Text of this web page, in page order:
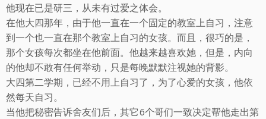
他现在已是研三，从未有过爱之体会。
在他大四那年，由于他一直在一个固定的教室上自习，注意
到一个也一直在那个教室上自习的女孩。而且，很巧的是，
那个女孩每次都坐在他前面。他越来越喜欢她，但是，内向
的他却不敢有任何举动，只是每晚默默注视她的背影。
大四第二学期，已经不用上自习了，为了心爱的女孩，他依
然每天自习。
当他把秘密告诉舍友们后，其它6个哥们一致决定帮他走出第